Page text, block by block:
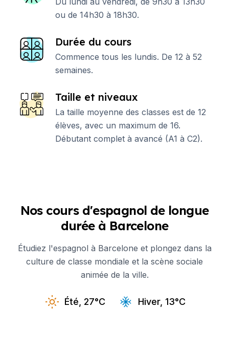
ou de 14h30 à 18h30.
Durée du cours
Commence tous les lundis. De 12 à 52
semaines.
Taille et niveaux
La taille moyenne des classes est de 12
élèves, avec un maximum de 16.
Débutant complet à avancé (A1 à C2).
Nos cours d'espagnol de longue
durée à Barcelone
Étudiez l'espagnol à Barcelone et plongez dans la
culture de classe mondiale et la scène sociale
animée de la ville.
Été, 27°C Hiver, 13°C